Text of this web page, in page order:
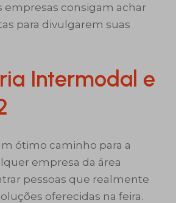
empresas consigam achar
para divulgarem suas
Intermodal e
ótimo caminho para a
empresa da área
pessoas que realmente
oferecidas na feira.